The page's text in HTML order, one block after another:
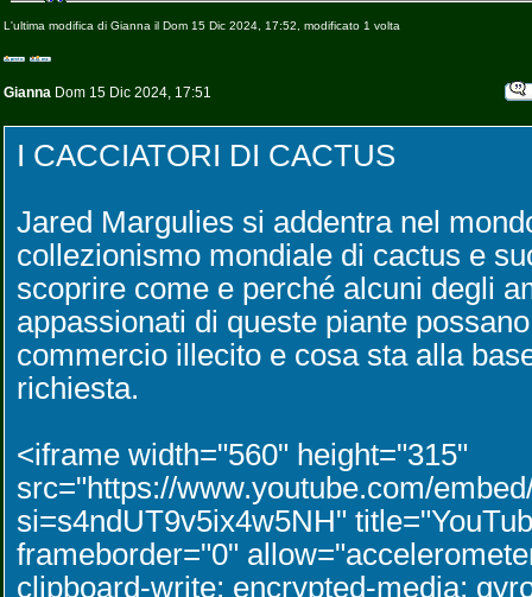
L'ultima modifica di Gianna il Dom 15 Dic 2024, 17:52, modificato 1 volta
Gianna Dom 15 Dic 2024, 17:51
I CACCIATORI DI CACTUS
Jared Margulies si addentra nel
collezionismo mondiale di cactus e
scoprire come e perché alcuni degli
appassionati di queste piante
commercio illecito e cosa sta alla
richiesta.
<iframe width="560" height="315"
src="https://www.youtube.com/
si=s4ndUT9v5ix4w5NH"
frameborder="0"
clipboard-write; encrypted-media;